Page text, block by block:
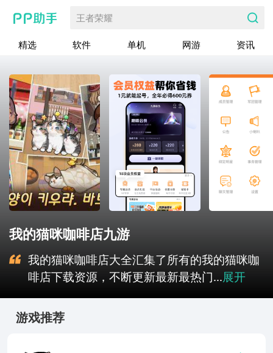
王者荣耀
精选 软件 单机 网游 资讯
我的猫咪咖啡店九游
我的猫咪咖啡店大全汇集了所有的我的猫咪咖
啡店下载资源，不断更新最新最热门...展开
游戏推荐